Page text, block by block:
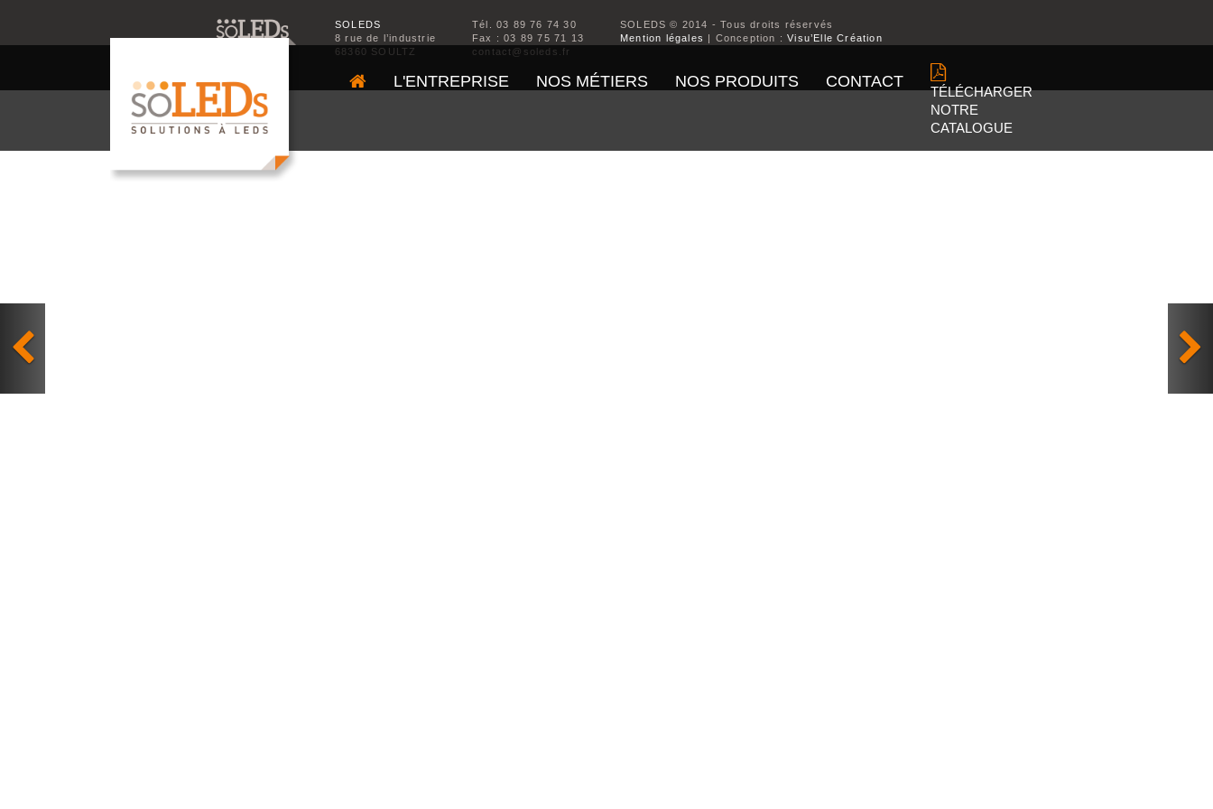
L'ENTREPRISE NOS MÉTIERS NOS PRODUITS CONTACT
TÉLÉCHARGER
NOTRE
CATALOGUE
SOLEDS
8 rue de l’industrie
68360 SOULTZ
Tél. 03 89 76 74 30
Fax : 03 89 75 71 13
contact@soleds.fr
SOLEDS © 2014 - Tous droits réservés
Mention légales | Conception :Visu’Elle Création